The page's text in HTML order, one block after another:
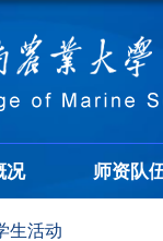
况 师资队
生活动